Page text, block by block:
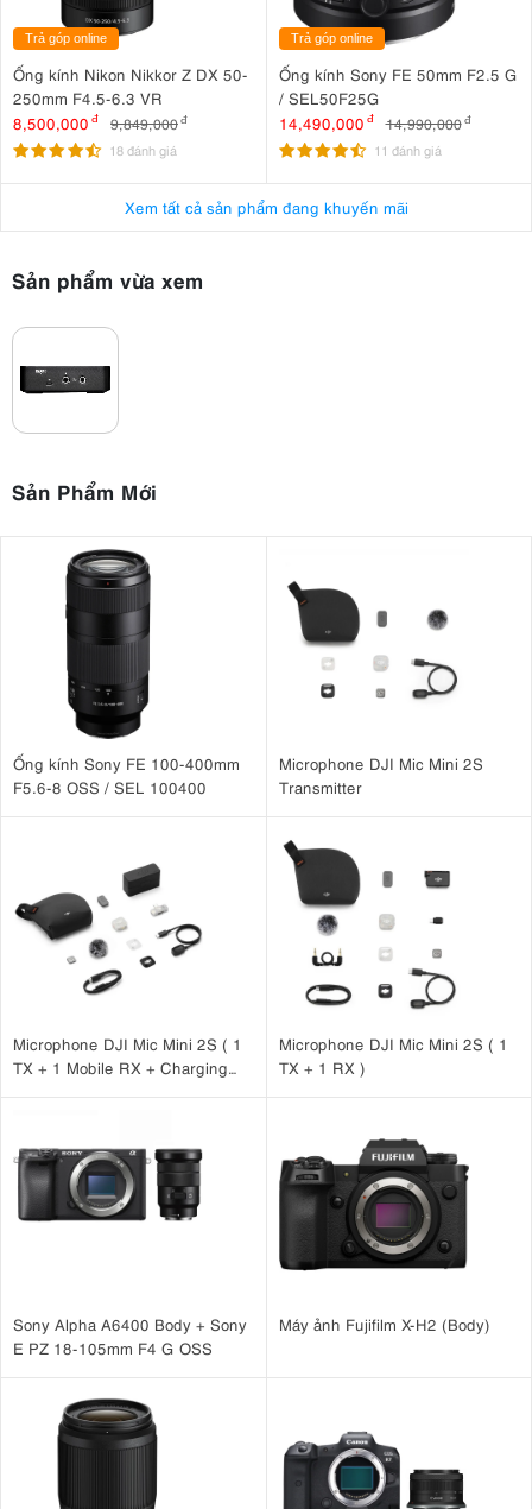
Trả góp online
Ống kính Nikon Nikkor Z DX 50-
250mm F4.5-6.3 VR
8,500,000 đ 9,849,000đ
18 đánh giá
Trả góp online
Ống kính Sony FE 50mm F2.5 G
/ SEL50F25G
14,490,000 đ 14,990,000 đ
11 đánh giá
Xem tất cả sản phẩm đang khuyến mãi
Sản phẩm vừa xem
Sản Phẩm Mới
Ống kính Sony FE 100-400mm
F5.6-8 OSS / SEL 100400
Microphone DJI Mic Mini 2S
Transmitter
Microphone DJI Mic Mini 2S ( 1
TX + 1 Mobile RX + Charging
Microphone DJI Mic Mini 2S ( 1
TX + 1 RX )
Sony Alpha A6400 Body + Sony
E PZ 18-105mm F4 G OSS
Máy ảnh Fujifilm X-H2 (Body)